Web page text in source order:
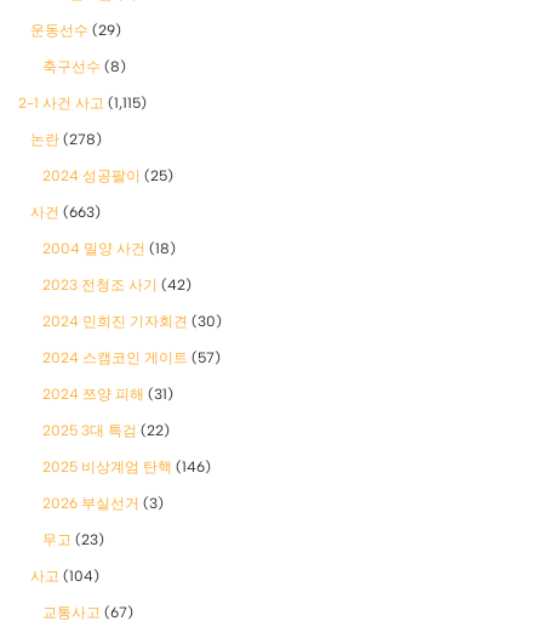
운동선수 (29)
축구선수 (8)
2-1 사건 사고 (1,115)
논란 (278)
2024 성공팔이 (25)
사건 (663)
2004 밀양 사건 (18)
2023 전청조 사기 (42)
2024 민희진 기자회견 (30)
2024 스캠코인 게이트 (57)
2024 쯔양 피해 (31)
2025 3대 특검 (22)
2025 비상계엄 탄핵 (146)
2026 부실선거 (3)
무고 (23)
사고 (104)
교통사고 (67)